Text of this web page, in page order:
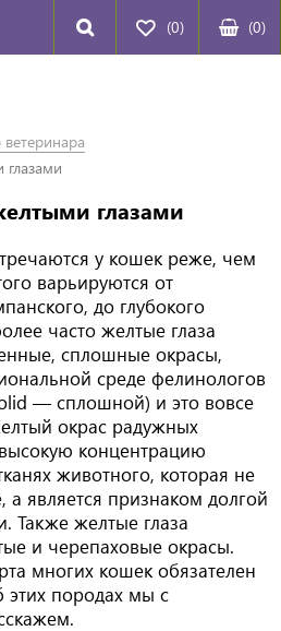
(0) (0)
глазами
у кошек реже, чем
варьируются от
до глубокого
часто желтые глаза
сплошные окрасы,
среде фелинологов
— сплошной) и это вовсе
окрас радужных
концентрацию
животного, которая не
а является признаком долгой
Также желтые глаза
и черепаховые окрасы.
многих кошек обязателен
породах мы с